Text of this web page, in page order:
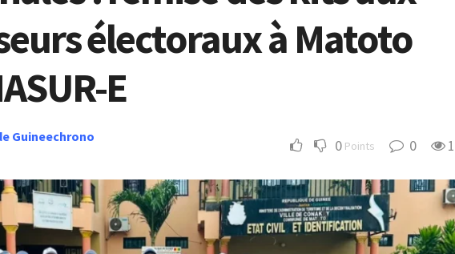
électoraux à Matoto
E
Guineechrono 0 Points 0